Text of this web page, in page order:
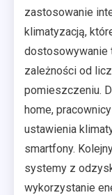
zastosowanie
klimatyzacją,
dostosowywanie
zależności od
pomieszczeniu.
home,
ustawienia
smartfony.
systemy z
wykorzystanie